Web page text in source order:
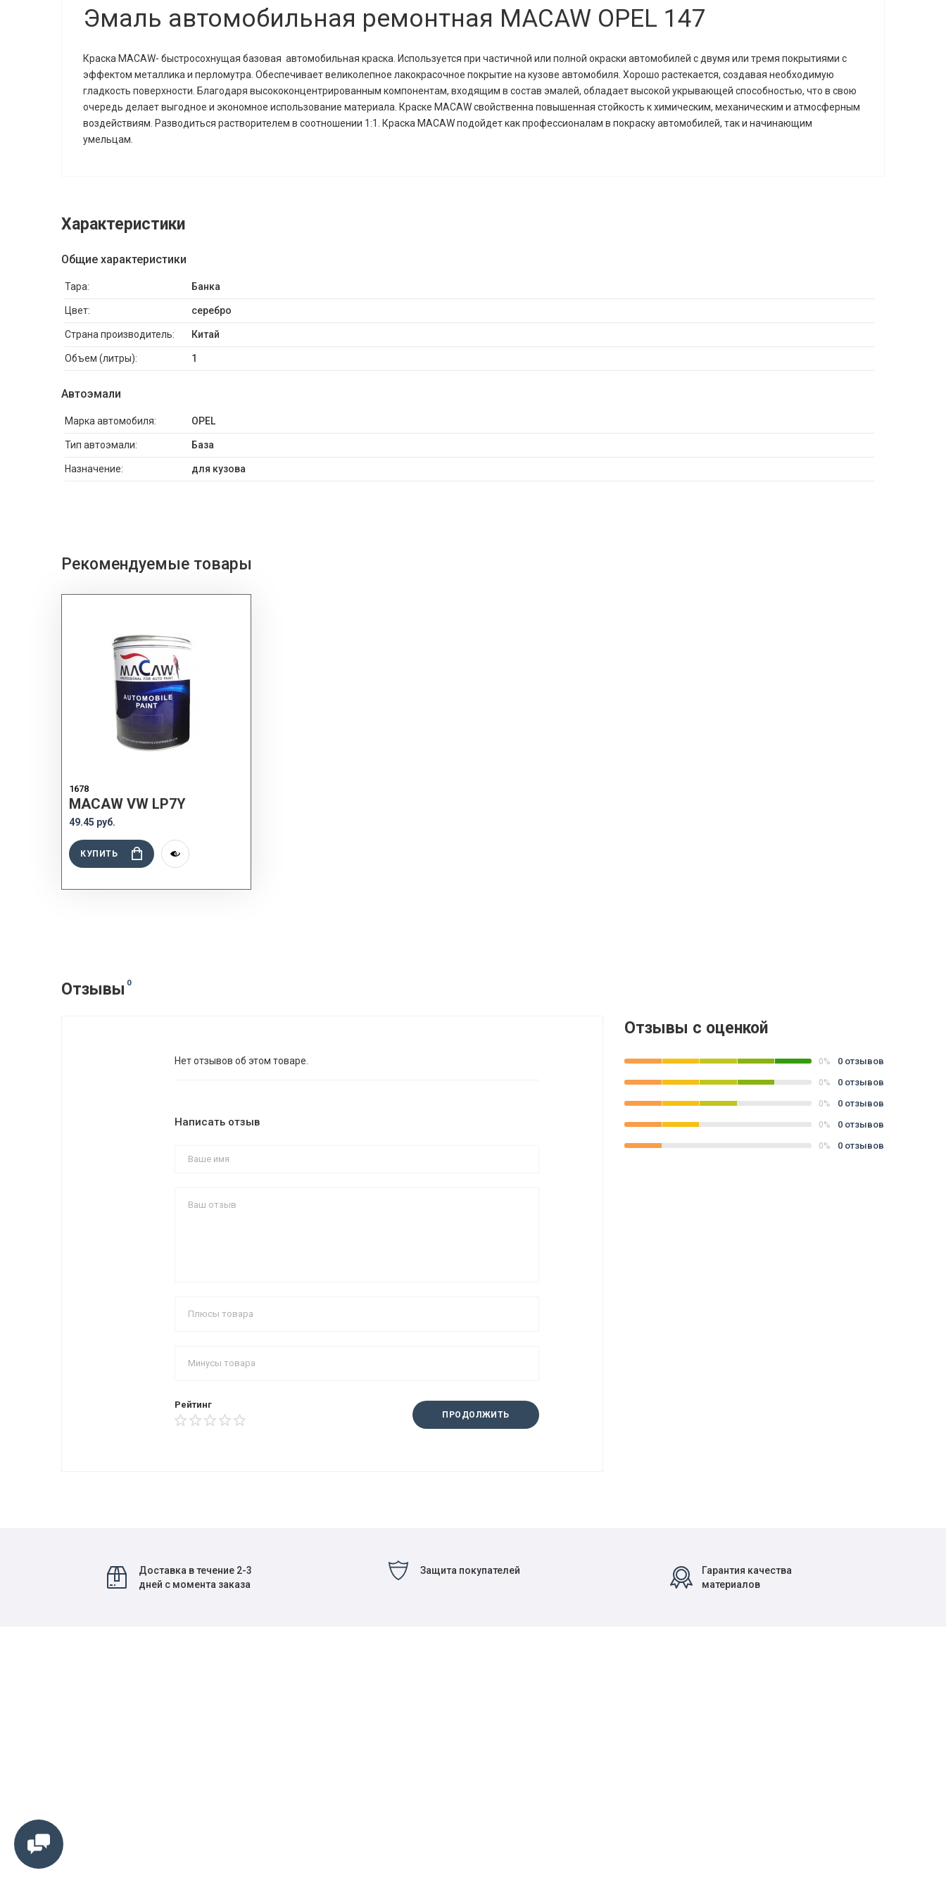
Эмаль автомобильная ремонтная MACAW OPEL 147
Краска MACAW- быстросохнущая базовая автомобильная краска. Используется при частичной или полной окраски автомобилей с двумя или тремя покрытиями с
эффектом металлика и перломутра. Обеспечивает великолепное лакокрасочное покрытие на кузове автомобиля. Хорошо растекается, создавая необходимую
гладкость поверхности. Благодаря высококонцентрированным компонентам, входящим в состав эмалей, обладает высокой укрывающей способностью, что в свою
очередь делает выгодное и экономное использование материала. Краске MACAW свойственна повышенная стойкость к химическим, механическим и атмосферным
воздействиям. Разводиться растворителем в соотношении 1:1. Краска MACAW подойдет как профессионалам в покраску автомобилей, так и начинающим
умельцам.
Характеристики
Общие характеристики
Тара: Банка
Цвет: серебро
Страна производитель: Китай
Объем (литры): 1
Автоэмали
Марка автомобиля: OPEL
Тип автоэмали: База
Назначение: для кузова
Рекомендуемые товары
1678
MACAW VW LP7Y
49.45 руб.
КУПИТЬ
Отзывы 0
Нет отзывов об этом товаре.
Написать отзыв
Рейтинг
ПРОДОЛЖИТЬ
Отзывы с оценкой
0% 0 отзывов
0% 0 отзывов
0% 0 отзывов
0% 0 отзывов
0% 0 отзывов
Доставка в течение 2-3
дней с момента заказа
Защита покупателей
Гарантия качества
материалов